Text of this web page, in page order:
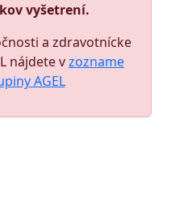
vyšetrení.
a zdravotnícke
nájdete vzozname
AGEL